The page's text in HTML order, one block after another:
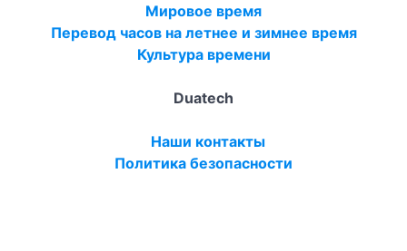
Мировое время
Перевод часов на летнее и зимнее время
Культура времени
Duatech
Наши контакты
Политика безопасности